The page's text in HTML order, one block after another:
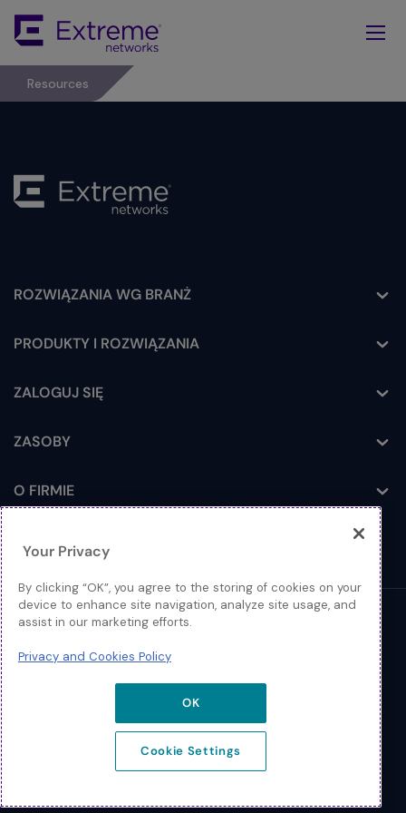
Main
Content
Resources
Toggle
ROZWIĄZANIA WG BRANŻ
Toggle
PRODUKTY I ROZWIĄZANIA
Toggle
ZALOGUJ SIĘ
Toggle
ZASOBY
Toggle
O FIRMIE
© 2026 Extreme Networks
Nota prawna
Your Privacy
By clicking “OK”, you agree to the storing of cookies on your
device to enhance site navigation, analyze site usage, and
assist in our marketing efforts.
Privacy and Cookies Policy
OK
Cookie Settings